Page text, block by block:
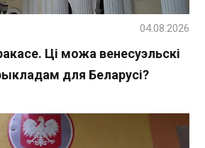
Ці можа венесуэльскі
для Беларусі?
04.08.2026